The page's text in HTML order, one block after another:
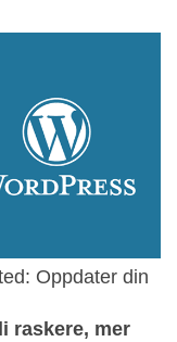
Oppdater din
raskere, mer